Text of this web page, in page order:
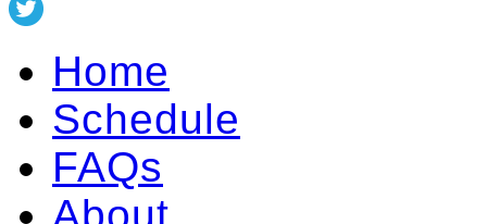
Home
Schedule
FAQs